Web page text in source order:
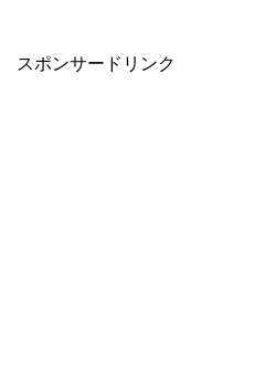
スポンサードリンク